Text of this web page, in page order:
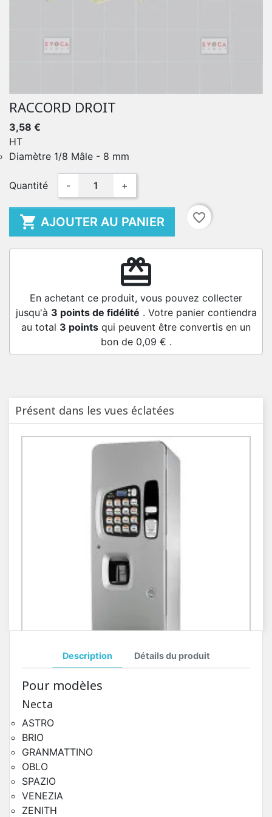
RACCORD DROIT
3,58 €
HT
Diamètre 1/8 Mâle - 8 mm
Quantité - +
 AJOUTER AU PANIER favorite_border
redeem
En achetant ce produit, vous pouvez collecter
jusqu'à 3 points de fidélité . Votre panier contiendra
au total 3 points qui peuvent être convertis en un
bon de 0,09 € .
Présent dans les vues éclatées
Pièces Détachées Distributeur Automatique
Description Détails du produit
Pour modèles
Necta
ASTRO
BRIO
GRANMATTINO
OBLO
SPAZIO
VENEZIA
ZENITH